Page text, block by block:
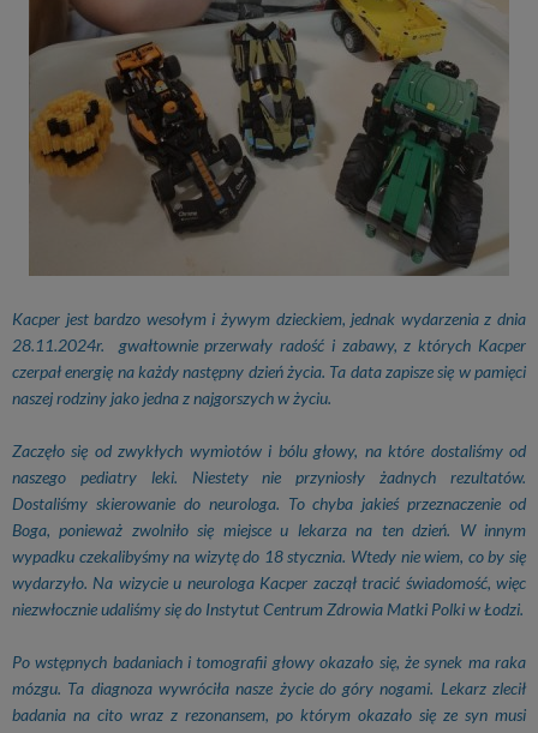
Kacper jest bardzo wesołym i żywym dzieckiem, jednak wydarzenia z dnia
28.11.2024r. gwałtownie przerwały radość i zabawy, z których Kacper
czerpał energię na każdy następny dzień życia. Ta data zapisze się w pamięci
naszej rodziny jako jedna z najgorszych w życiu.
Zaczęło się od zwykłych wymiotów i bólu głowy, na które dostaliśmy od
naszego pediatry leki. Niestety nie przyniosły żadnych rezultatów.
Dostaliśmy skierowanie do neurologa. To chyba jakieś przeznaczenie od
Boga, ponieważ zwolniło się miejsce u lekarza na ten dzień. W innym
wypadku czekalibyśmy na wizytę do 18 stycznia. Wtedy nie wiem, co by się
wydarzyło. Na wizycie u neurologa Kacper zaczął tracić świadomość, więc
niezwłocznie udaliśmy się do Instytut Centrum Zdrowia Matki Polki w Łodzi.
Po wstępnych badaniach i tomografii głowy okazało się, że synek ma raka
mózgu. Ta diagnoza wywróciła nasze życie do góry nogami. Lekarz zlecił
badania na cito wraz z rezonansem, po którym okazało się ze syn musi